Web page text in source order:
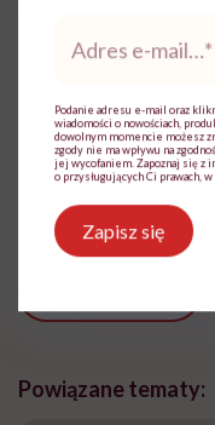
Od
m.in.
Powiązane tematy:
*
Podanie adresu e-mail oraz
wiadomości o nowościach,
dowolnym momencie możesz
zgody nie ma wpływu na
jej wycofaniem. Zapoznaj się z
o przysługujących Ci prawach, w
Zapisz się